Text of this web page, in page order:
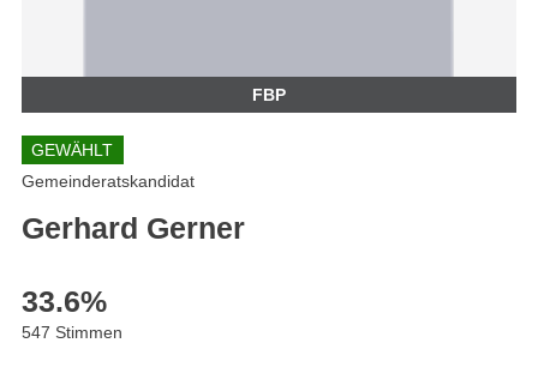
FBP
GEWÄHLT
Gemeinderatskandidat
Gerhard Gerner
33.6%
547 Stimmen